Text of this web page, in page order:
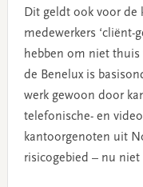
Dit geldt ook voor de
medewerkers ‘cliënt-
hebben om niet
de Benelux is
werk gewoon door
telefonische- en
kantoorgenoten uit
risicogebied – nu